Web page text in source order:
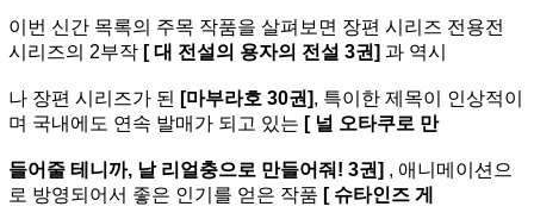
이번 신간 목록의 주목 작품을 살펴보면 장편 시리즈 전용전
시리즈의 2부작 [ 대 전설의 용자의 전설 3권] 과 역시
나 장편 시리즈가 된 [마부라호 30권], 특이한 제목이 인상적이
며 국내에도 연속 발매가 되고 있는 [ 널 오타쿠로 만
들어줄 테니까, 날 리얼충으로 만들어줘! 3권] , 애니메이션으
로 방영되어서 좋은 인기를 얻은 작품 [ 슈타인즈 게